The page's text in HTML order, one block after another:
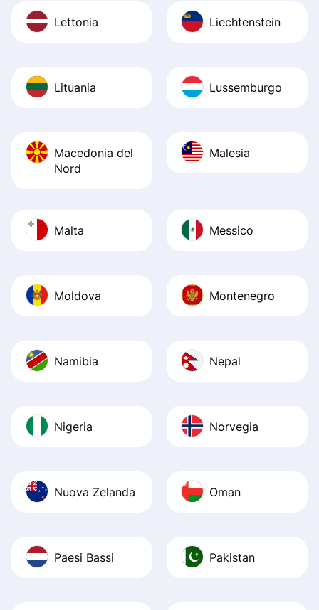
Lettonia Liechtenstein
Lituania Lussemburgo
Macedonia del
Nord
Malesia
Malta Messico
Moldova Montenegro
Namibia Nepal
Nigeria Norvegia
Nuova Zelanda Oman
Paesi Bassi Pakistan